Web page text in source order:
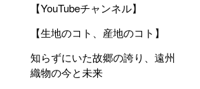
【YouTubeチャンネル】
【生地のコト、産地のコト】
知らずにいた故郷の誇り、遠州
織物の今と未来